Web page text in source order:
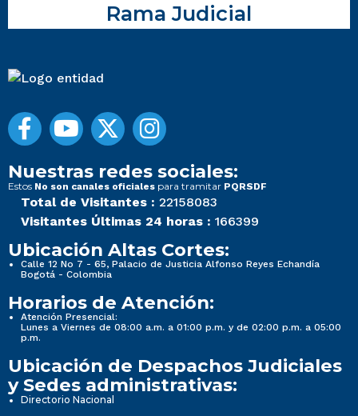
Rama Judicial
Nuestras redes sociales:
Estos No son canales oficiales para tramitar PQRSDF
Total de Visitantes : 22158083
Visitantes Últimas 24 horas : 166399
Ubicación Altas Cortes:
Calle 12 No 7 - 65, Palacio de Justicia Alfonso Reyes Echandía
Bogotá - Colombia
Horarios de Atención:
Atención Presencial:
Lunes a Viernes de 08:00 a.m. a 01:00 p.m. y de 02:00 p.m. a 05:00
p.m.
Ubicación de Despachos Judiciales
y Sedes administrativas:
Directorio Nacional